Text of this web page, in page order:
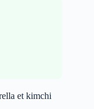
et kimchi